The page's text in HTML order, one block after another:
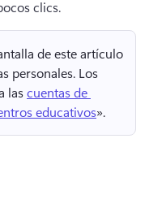
clics.
de este artículo
personales. Los
las cuentas de
educativos».